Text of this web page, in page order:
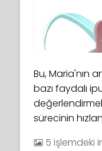
Bu, Maria'nın
bazı faydalı
sürecinin
5 işlemdeki